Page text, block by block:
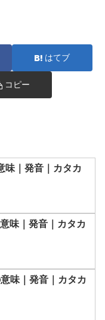
はてブ
コピー
｜発音｜カタカ
味｜発音｜カタカ
味｜発音｜カタカ